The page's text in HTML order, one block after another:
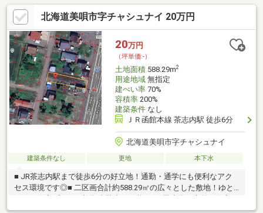
よ♪■周辺はのどかな風景が広がる落ち着いたエリア！車を20分ほ
ど走らせれば大型スーパー等がある三笠市街へもアクセス可能で
す◎■国道12号線も近く、美唄・岩見沢の両市街地へスムーズに
移動できるので、静かな住環境と利便性を両立したスローライフ
が送れます♪お気軽にお問い合わせください♪（TEL:011-790-
8100）
北海道美唄市字チャシュナイ 20万円
20万円
（坪単価:-）
土地面積588.29m2
用途地域無指定
建ぺい率70%
容積率200%
建築条件なし
ＪＲ函館本線 茶志内駅 徒歩6分
北海道美唄市字チャシュナイ
建築条件なし 更地 本下水
■ JR茶志内駅まで徒歩6分の好立地！通勤・通学にも便利なアク
セス環境です◎■ 二区画合計約588.29㎡の広々とした敷地！ゆと
家庭菜園など理想の暮らしを実現できる広さが魅力です◎■ 前面